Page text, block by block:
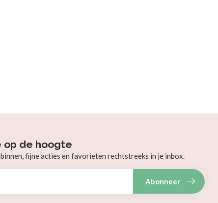
op de hoogte
fijne acties en favorieten rechtstreeks in je inbox.
Abonneer